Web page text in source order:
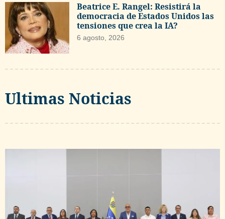
Beatrice E. Rangel: Resistirá la
democracia de Estados Unidos las
tensiones que crea la IA?
6 agosto, 2026
Ultimas Noticias